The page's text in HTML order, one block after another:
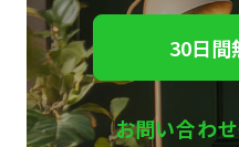
30日間
お問い合わ